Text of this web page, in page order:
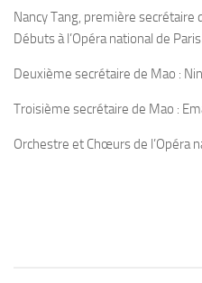
Nancy Tang, première secrétaire
Débuts à l’Opéra national de Paris
Deuxième secrétaire de Mao :
Troisième secrétaire de Mao :
Orchestre et Chœurs de l’Opéra